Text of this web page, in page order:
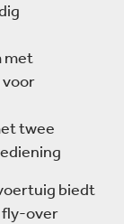
met
twee
biedt
fly-over